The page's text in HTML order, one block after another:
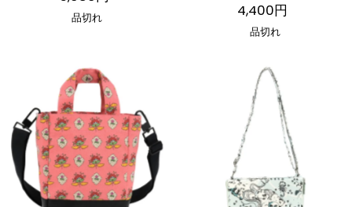
品切れ 4,400円
品切れ